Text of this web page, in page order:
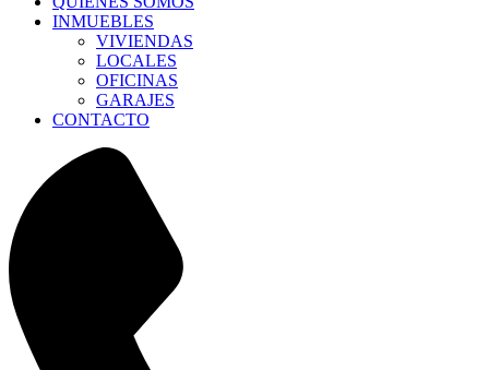
INMUEBLES
VIVIENDAS
LOCALES
OFICINAS
GARAJES
CONTACTO